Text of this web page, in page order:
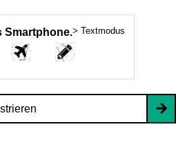
Smartphone.> Textmodus